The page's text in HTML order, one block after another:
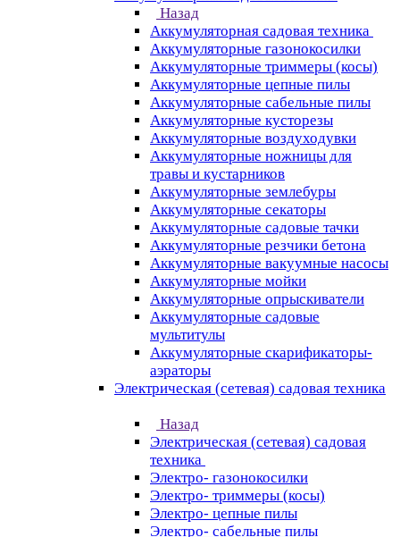
Назад
Аккумуляторная садовая техника
Аккумуляторные газонокосилки
Аккумуляторные триммеры (косы)
Аккумуляторные цепные пилы
Аккумуляторные сабельные пилы
Аккумуляторные кусторезы
Аккумуляторные воздуходувки
Аккумуляторные ножницы для
травы и кустарников
Аккумуляторные землебуры
Аккумуляторные секаторы
Аккумуляторные садовые тачки
Аккумуляторные резчики бетона
Аккумуляторные вакуумные насосы
Аккумуляторные мойки
Аккумуляторные опрыскиватели
Аккумуляторные садовые
мультитулы
Аккумуляторные скарификаторы-
аэраторы
Электрическая (сетевая) садовая техника
Назад
Электрическая (сетевая) садовая
техника
Электро- газонокосилки
Электро- триммеры (косы)
Электро- цепные пилы
Электро- сабельные пилы